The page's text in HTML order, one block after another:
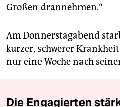
Großen drannehmen.“
Am Donnerstagabend
kurzer, schwerer
nur eine Woche nach
Die Engagierten